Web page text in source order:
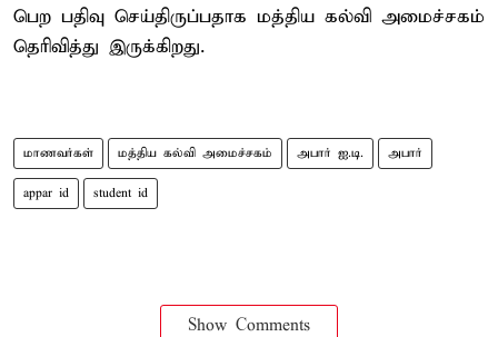
பெற பதிவு செய்திருப்பதாக மத்திய கல்வி அமைச்சகம்
தெரிவித்து இருக்கிறது.
மாணவர்கள் மத்திய கல்வி அமைச்சகம் அபார் ஐ.டி. அபார்
appar id student id
Show Comments